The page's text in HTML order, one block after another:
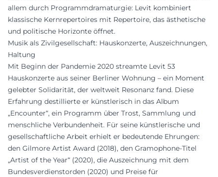
allem durch Programmdramaturgie: Levit kombiniert
klassische Kernrepertoires mit Repertoire, das ästhetische
und politische Horizonte öffnet.
Musik als Zivilgesellschaft: Hauskonzerte, Auszeichnungen,
Haltung
Mit Beginn der Pandemie 2020 streamte Levit 53
Hauskonzerte aus seiner Berliner Wohnung – ein Moment
gelebter Solidarität, der weltweit Resonanz fand. Diese
Erfahrung destillierte er künstlerisch in das Album
„Encounter“, ein Programm über Trost, Sammlung und
menschliche Verbundenheit. Für seine künstlerische und
gesellschaftliche Arbeit erhielt er bedeutende Ehrungen:
den Gilmore Artist Award (2018), den Gramophone-Titel
„Artist of the Year“ (2020), die Auszeichnung mit dem
Bundesverdienstorden (2020) und Preise für